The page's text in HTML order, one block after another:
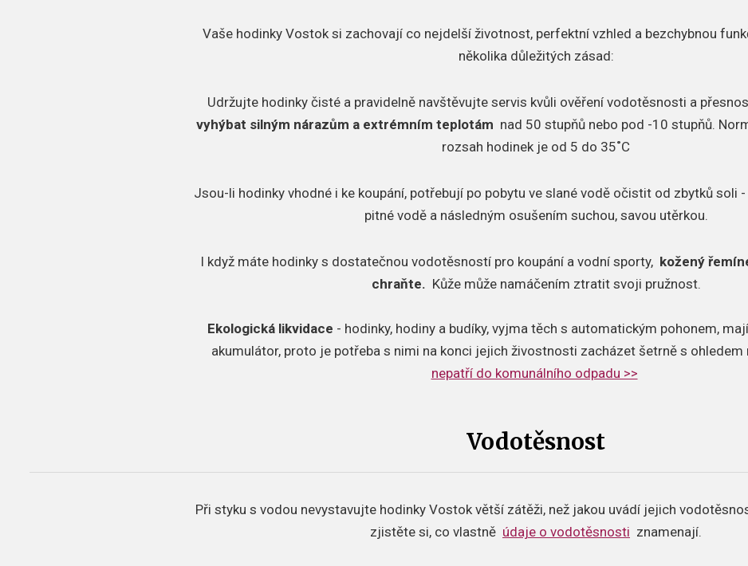
Vaše hodinky Vostok si zachovají co nejdelší životnost, perfektní vzhled a bezchybnou
několika důležitých zásad:
Udržujte hodinky čisté a pravidelně navštěvujte servis kvůli ověření vodotěsnosti a
vyhýbat silným nárazům a extrémním teplotám nad 50 stupňů nebo pod -10 stupňů.
rozsah hodinek je od 5 do 35˚C
Jsou-li hodinky vhodné i ke koupání, potřebují po pobytu ve slané vodě očistit od zbytků soli
pitné vodě a následným osušením suchou, savou utěrkou.
I když máte hodinky s dostatečnou vodotěsností pro koupání a vodní sporty, kožený
chraňte. Kůže může namáčením ztratit svoji pružnost.
Ekologická likvidace - hodinky, hodiny a budíky, vyjma těch s automatickým pohonem,
akumulátor, proto je potřeba s nimi na konci jejich živostnosti zacházet šetrně s ohledem
nepatří do komunálního odpadu >>
Vodotěsnost
Při styku s vodou nevystavujte hodinky Vostok větší zátěži, než jakou uvádí jejich
zjistěte si, co vlastně údaje o vodotěsnosti znamenají.